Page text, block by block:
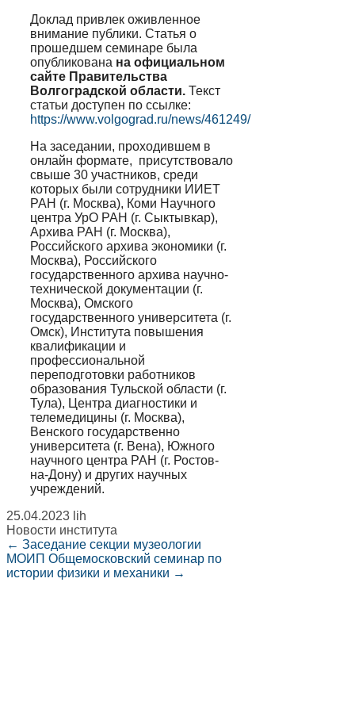
Доклад привлек оживленное
внимание публики. Статья о
прошедшем семинаре была
опубликована на официальном
сайте Правительства
Волгоградской области. Текст
статьи доступен по ссылке:
https://www.volgograd.ru/news/461249/
На заседании, проходившем в
онлайн формате, присутствовало
свыше 30 участников, среди
которых были сотрудники ИИЕТ
РАН (г. Москва), Коми Научного
центра УрО РАН (г. Сыктывкар),
Архива РАН (г. Москва),
Российского архива экономики (г.
Москва), Российского
государственного архива научно-
технической документации (г.
Москва), Омского
государственного университета (г.
Омск), Института повышения
квалификации и
профессиональной
переподготовки работников
образования Тульской области (г.
Тула), Центра диагностики и
телемедицины (г. Москва),
Венского государственно
университета (г. Вена), Южного
научного центра РАН (г. Ростов-
на-Дону) и других научных
учреждений.
25.04.2023 lih
Новости института
← Заседание секции музеологии
МОИП Общемосковский семинар по
истории физики и механики →